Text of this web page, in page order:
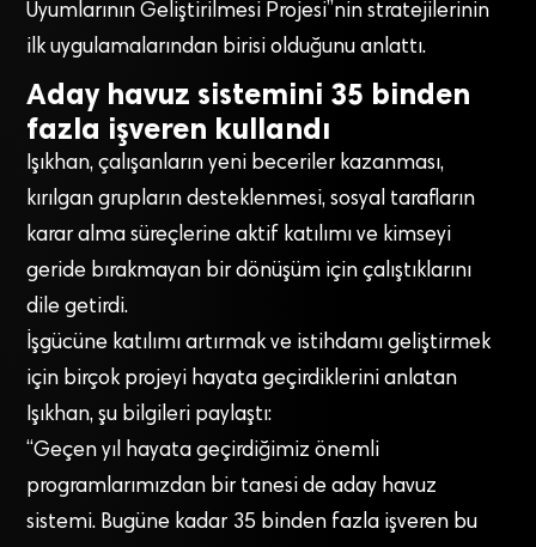
Uyumlarının Geliştirilmesi Projesi”nin stratejilerinin
ilk uygulamalarından birisi olduğunu anlattı.
Aday havuz sistemini 35 binden
fazla işveren kullandı
Işıkhan, çalışanların yeni beceriler kazanması,
kırılgan grupların desteklenmesi, sosyal tarafların
karar alma süreçlerine aktif katılımı ve kimseyi
geride bırakmayan bir dönüşüm için çalıştıklarını
dile getirdi.
İşgücüne katılımı artırmak ve istihdamı geliştirmek
için birçok projeyi hayata geçirdiklerini anlatan
Işıkhan, şu bilgileri paylaştı:
“Geçen yıl hayata geçirdiğimiz önemli
programlarımızdan bir tanesi de aday havuz
sistemi. Bugüne kadar 35 binden fazla işveren bu